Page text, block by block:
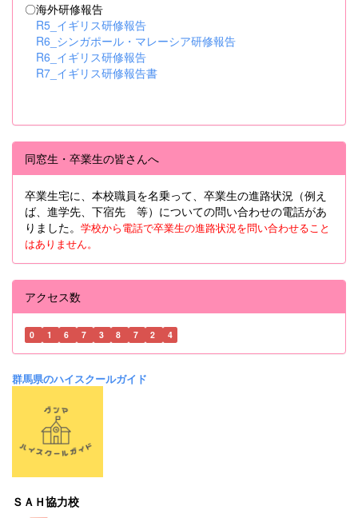
〇海外研修報告
R5_イギリス研修報告
R6_シンガポール・マレーシア研修報告
R6_イギリス研修報告
R7_イギリス研修報告書
同窓生・卒業生の皆さんへ
卒業生宅に、本校職員を名乗って、卒業生の進路状況（例え
ば、進学先、下宿先 等）についての問い合わせの電話があ
りました。 学校から電話で卒業生の進路状況を問い合わせること
はありません。
アクセス数
0 1 6 7 3 8 7 2 4
群馬県のハイスクールガイド
ＳＡＨ協力校